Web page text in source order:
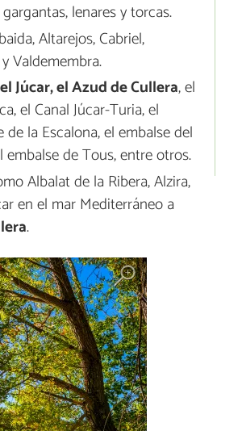
lenares y torcas.
Altarejos, Cabriel,
Valdemembra.
Júcar, el Azud de Cullera, el
el Canal Júcar-Turia, el
la Escalona, el embalse del
de Tous, entre otros.
Albalat de la Ribera, Alzira,
en el mar Mediterráneo a
.